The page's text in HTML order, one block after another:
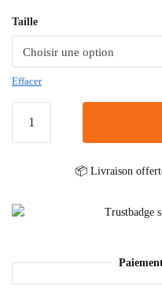
Taille
Effacer
📦 Livraison